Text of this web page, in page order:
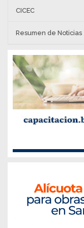
CICEC
Resumen de Noticias